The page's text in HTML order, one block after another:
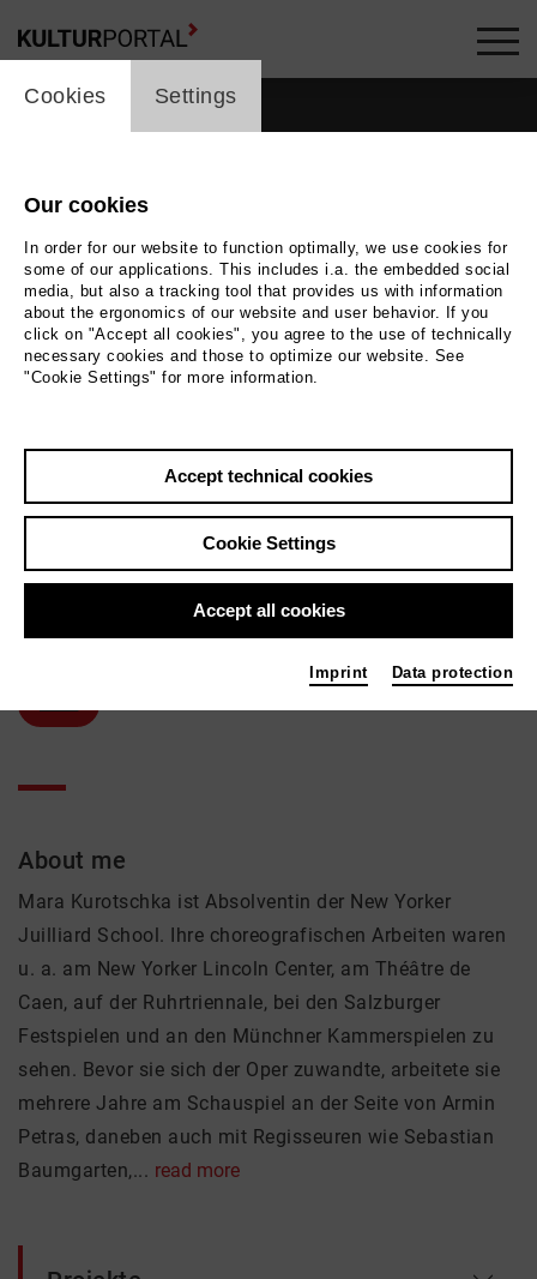
Back|Overview
Mara Kurotschka
About me
Mara Kurotschka ist Absolventin der New Yorker
Juilliard School. Ihre choreografischen Arbeiten waren
u. a. am New Yorker Lincoln Center, am Théâtre de
Caen, auf der Ruhrtriennale, bei den Salzburger
Festspielen und an den Münchner Kammerspielen zu
sehen. Bevor sie sich der Oper zuwandte, arbeitete sie
mehrere Jahre am Schauspiel an der Seite von Armin
Petras, daneben auch mit Regisseuren wie Sebastian
Baumgarten,... read more
cookie_layer
Cookies Settings
Our cookies
In order for our website to function optimally, we use cookies for
some of our applications. This includes i.a. the embedded social
media, but also a tracking tool that provides us with information
about the ergonomics of our website and user behavior. If you
click on "Accept all cookies", you agree to the use of technically
necessary cookies and those to optimize our website. See
"Cookie Settings" for more information.
Accept technical cookies
Cookie Settings
Accept all cookies
Imprint Data protection